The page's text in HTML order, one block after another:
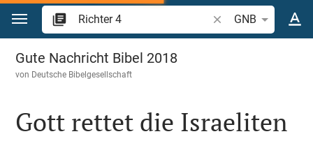
Zum Inhalt springen
Bibelstelle oder
GNB
Richter 4
Gute Nachricht Bibel 2018
von Deutsche Bibelgesellschaft
Gott rettet die Israeliten